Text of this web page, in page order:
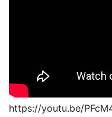
https://youtu.be/